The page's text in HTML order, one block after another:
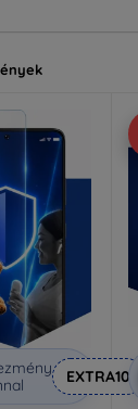
EXTRA10